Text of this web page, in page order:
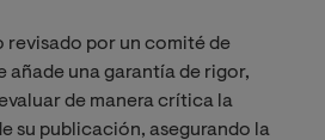
revisado por un comité de
añade una garantía de rigor,
de manera crítica la
su publicación, asegurando la